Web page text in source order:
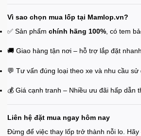
Vì sao chọn mua lốp tại Mamlop.vn?
✅ Sản phẩm chính hãng 100%, có tem
🚚 Giao hàng tận nơi – hỗ trợ lắp đặt
💬 Tư vấn đúng loại theo xe và nhu cầu sử
💰 Giá cạnh tranh – Nhiều ưu đãi hấp dẫn
Liên hệ đặt mua ngay hôm nay
Đừng để việc thay lốp trở thành nỗi lo. Hãy